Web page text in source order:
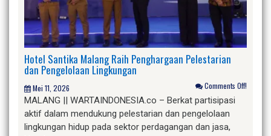
Hotel Santika Malang Raih Penghargaan Pelestarian
dan Pengelolaan Lingkungan
Mei 11, 2026 Comments Off!
MALANG || WARTAINDONESIA.co – Berkat partisipasi
aktif dalam mendukung pelestarian dan pengelolaan
lingkungan hidup pada sektor perdagangan dan jasa,